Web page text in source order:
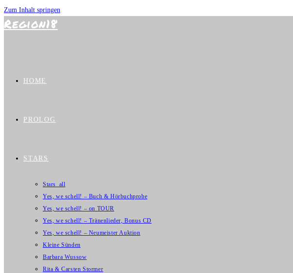
Zum Inhalt springen
Region18
HOME
PROLOG
STARS
Stars_all
Yes, we schell! – Buch & Hörbuchprobe
Yes, we schell! – on TOUR
Yes, we schell! – Tränenlieder, Bonus CD
Yes, we schell! – Neumeister Auktion
Kleine Sünden
Barbara Wussow
Rita & Carsten Stormer